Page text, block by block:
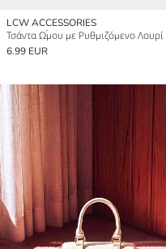
LCW ACCESSORIES
6.99 EUR